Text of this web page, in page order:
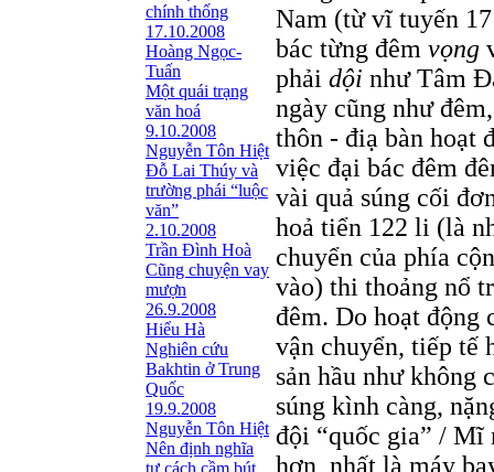
chính thống
17.10.2008
Hoàng Ngọc-
Tuấn
Một quái trạng
văn hoá
9.10.2008
Nguyễn Tôn Hiệt
Đỗ Lai Thúy và
trường phái “luộc
văn”
2.10.2008
Trần Đình Hoà
Cũng chuyện vay
mượn
26.9.2008
Hiểu Hà
Nghiên cứu
Bakhtin ở Trung
Quốc
19.9.2008
Nguyễn Tôn Hiệt
Nên định nghĩa
tư cách cầm bút
Nam (từ vĩ tuyến
bác từng đêm vọng
phải dội như Tâm
ngày cũng như
thôn - điạ bàn hoạt
việc đại bác đêm
vài quả súng cối
hoả tiển 122 li (là
chuyển của phía
vào) thi thoảng nổ
đêm. Do hoạt động
vận chuyển, tiếp tế
sản hầu như không
súng kình càng,
đội “quốc gia” / Mĩ
hơn, nhất là máy